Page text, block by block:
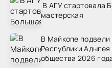
В АГУ стартовала
мастерская
В Майкопе подвели
Республики
общества 2026